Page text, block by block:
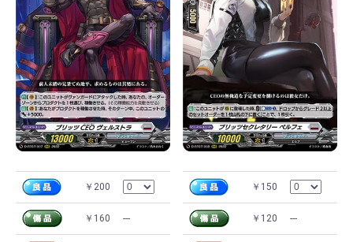
￥200
￥160 ---
￥150
￥120 ---